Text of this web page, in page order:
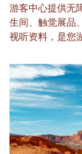
游客中心提供无
生间、触觉展品
视听资料，是您